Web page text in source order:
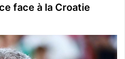
face à la Croatie